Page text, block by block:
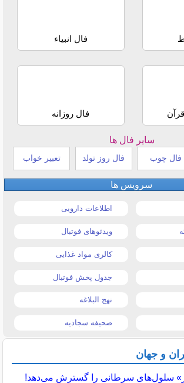
فال انبیاء
فال روزانه
سایر فال ها
فال چوب فال روز تولد تعبیر خواب
سرویس ها
اطلاعات دارویی
ویدئوهای فوتبال
کالری مواد غذایی
جدول پخش فوتبال
نهج البلاغه
صحیفه سجادیه
و جهان
سلول‌های سرطانی را گسترش می‌دهد!